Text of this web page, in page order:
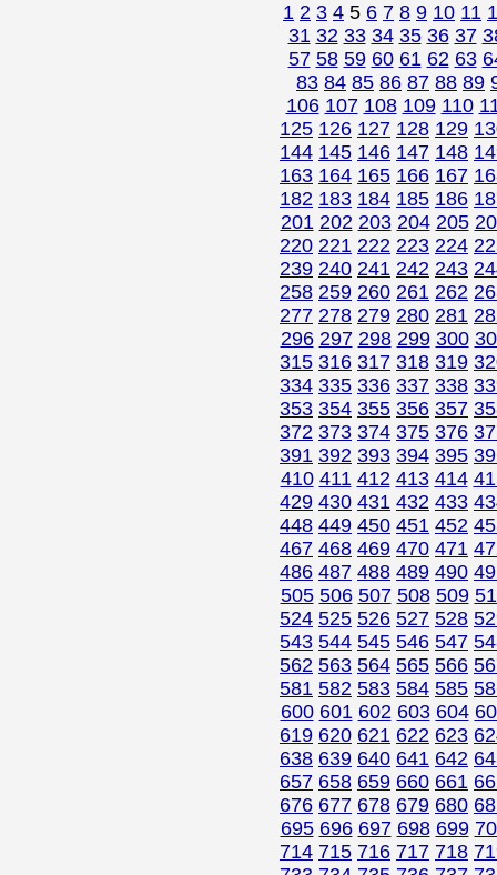
1 2 3 4 5 6 7 8 9 10 11
31 32 33 34 35 36 37
57 58 59 60 61 62 63
83 84 85 86 87 88 89
106 107 108 109 110
125 126 127 128 129
144 145 146 147 148
163 164 165 166 167
182 183 184 185 186
201 202 203 204 205
220 221 222 223 224
239 240 241 242 243
258 259 260 261 262
277 278 279 280 281
296 297 298 299 300
315 316 317 318 319
334 335 336 337 338
353 354 355 356 357
372 373 374 375 376
391 392 393 394 395
410 411 412 413 414
429 430 431 432 433
448 449 450 451 452
467 468 469 470 471
486 487 488 489 490
505 506 507 508 509
524 525 526 527 528
543 544 545 546 547
562 563 564 565 566
581 582 583 584 585
600 601 602 603 604
619 620 621 622 623
638 639 640 641 642
657 658 659 660 661
676 677 678 679 680
695 696 697 698 699
714 715 716 717 718